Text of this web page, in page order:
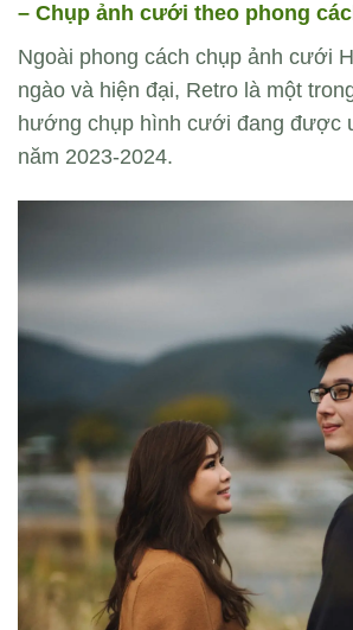
– Chụp ảnh cưới theo phong
Ngoài phong cách chụp ảnh cưới
ngào và hiện đại, Retro là một
hướng chụp hình cưới đang được
năm 2023-2024.